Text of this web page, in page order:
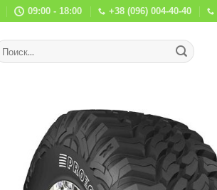
09:00 - 18:00 +38 (096) 004-40-40